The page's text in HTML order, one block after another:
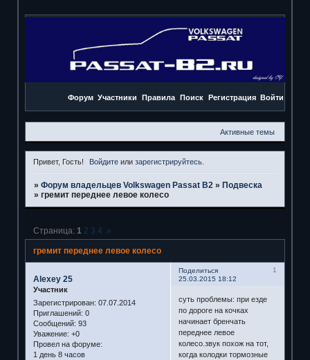
Форум Участники Правила Поиск Регистрация Войти
Активные темы
Привет, Гость! Войдите илизарегистрируйтесь
» Форум владельцев Volkswagen Passat B2 » Подвеска
» гремит переднее левое колесо
гремит переднее левое колесо
Страница: 1 2 3 4 »
Поделиться
1
25.03.2015 18:12
Alexey 25
Участник
Зарегистрирован: 07.07.2014
Приглашений: 0
Сообщений: 93
Уважение: +0
Провел на форуме:
1 день 8 часов
суть проблемы: при езде
по дороге на кочках
начинает бренчать
переднее левое
колесо.звук похож на тот,
когда колодки тормозные